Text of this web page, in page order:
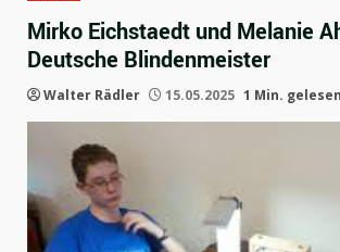
Mirko Eichstaedt und Melanie
Deutsche Blindenmeister
Walter Rädler 15.05.2025 1 Min. gelesen